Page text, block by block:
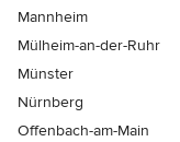
Mannheim
Mülheim-an-der-Ruhr
Münster
Nürnberg
Offenbach-am-Main